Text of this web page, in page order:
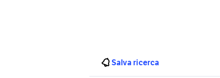
Salva ricerca